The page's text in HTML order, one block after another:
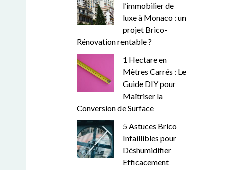
l’immobilier de
luxe à Monaco : un
projet Brico-
Rénovation rentable ?
1 Hectare en
Mètres Carrés : Le
Guide DIY pour
Maîtriser la
Conversion de Surface
5 Astuces Brico
Infaillibles pour
Déshumidifier
Efficacement